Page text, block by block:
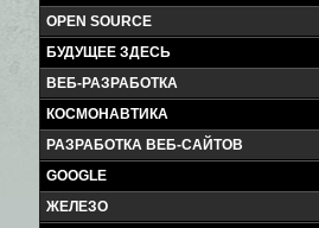
OPEN SOURCE
БУДУЩЕЕ ЗДЕСЬ
ВЕБ-РАЗРАБОТКА
КОСМОНАВТИКА
РАЗРАБОТКА ВЕБ-САЙТОВ
GOOGLE
ЖЕЛЕЗО